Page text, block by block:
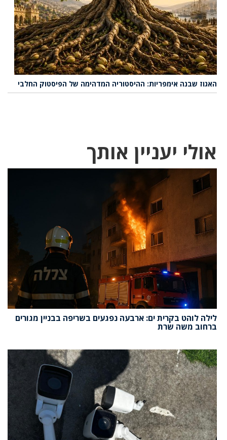
האגוז שבנה אימפריות: ההיסטוריה המדהימה של הפיסטוק החלבי
אולי יעניין אותך
לילה לוהט בקרית ים: ארבעה נפגעים בשריפה בבניין מגורים
ברחוב משה שרת